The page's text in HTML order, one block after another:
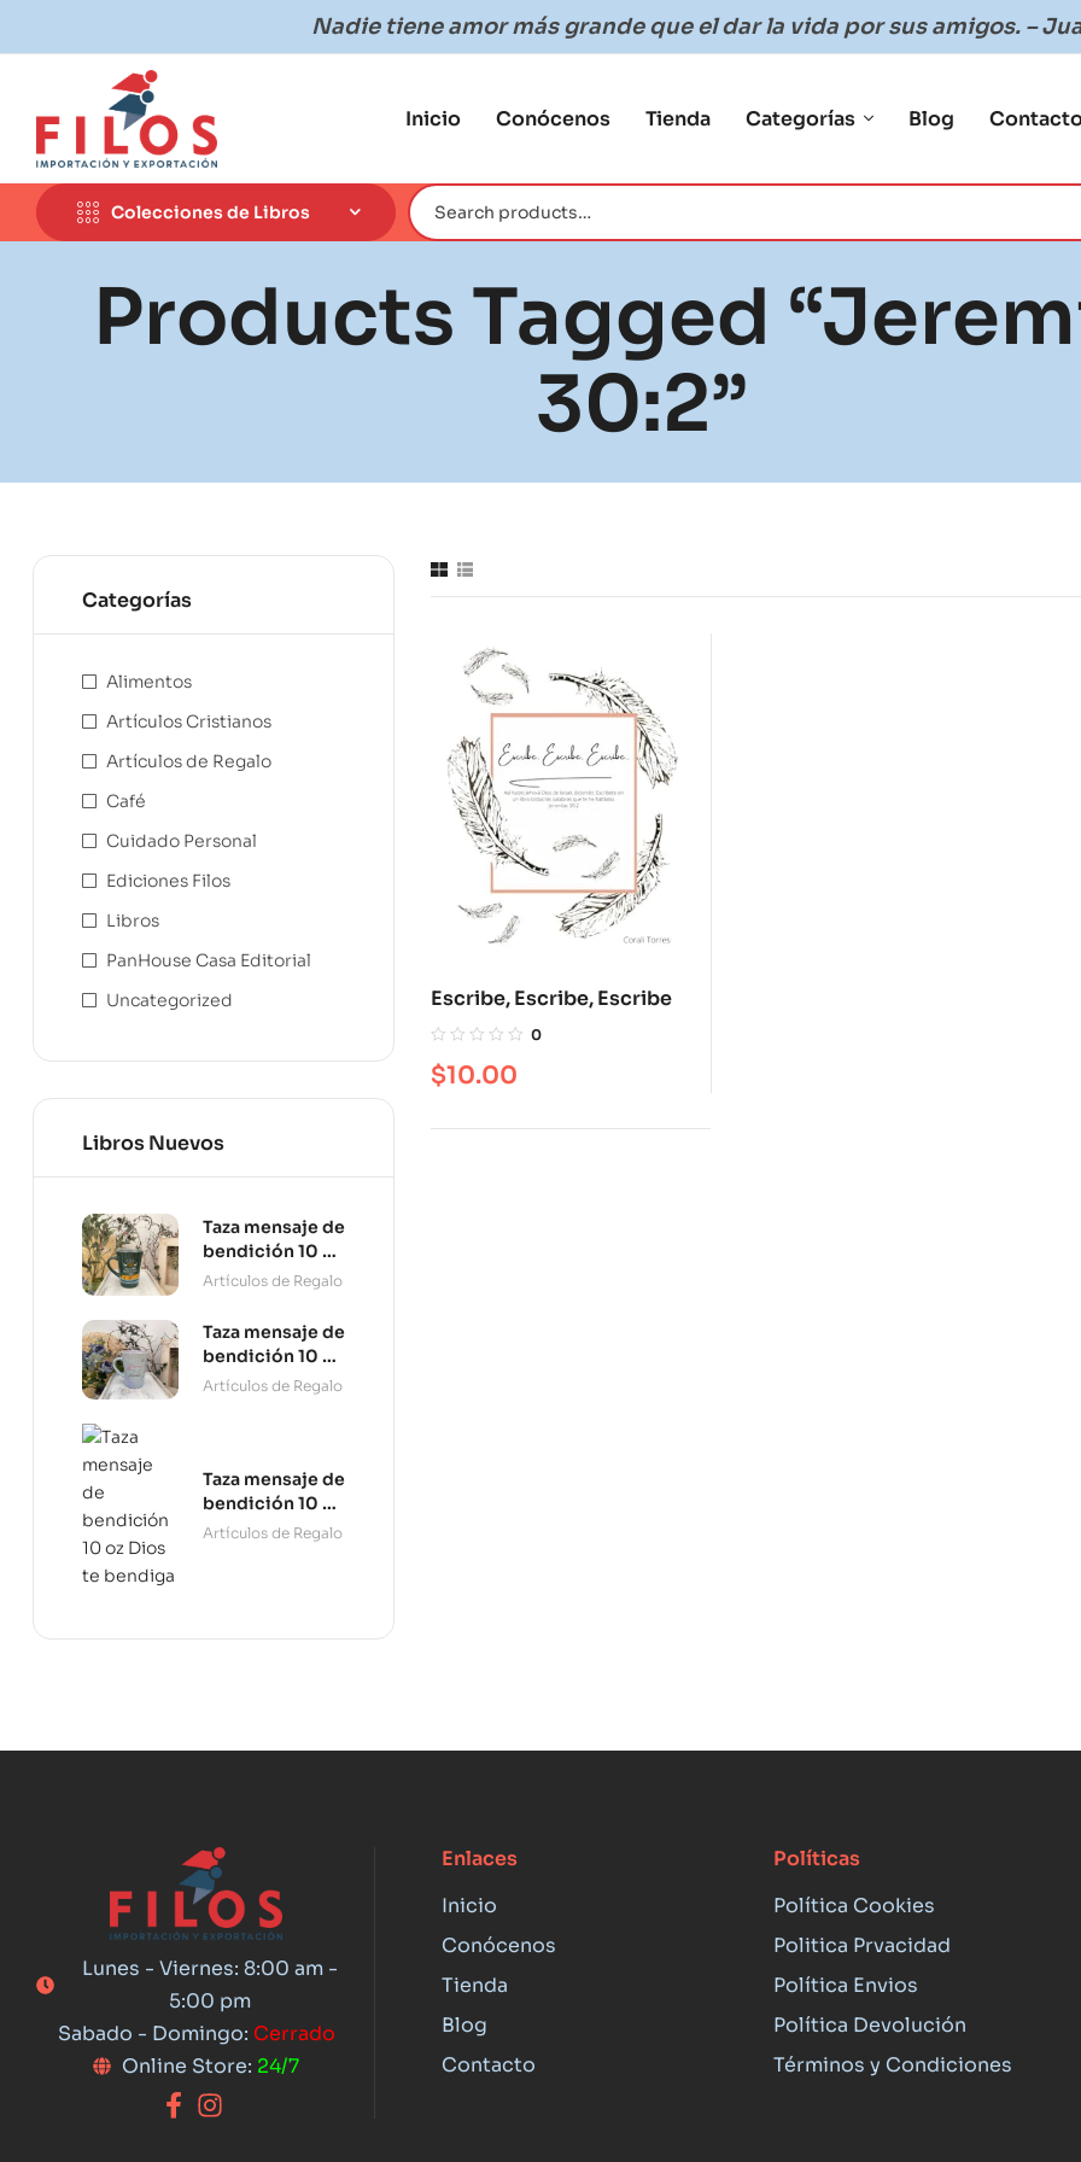
Nadie tiene amor más grande que el dar la vida por sus amigos. –
Inicio Conócenos Tienda Categorías Blog
Colecciones de Libros
Products Tagged
30:2”
Escribe, Escribe, Escribe
0
$10.00
Categorías
Alimentos
Artículos Cristianos
Artículos de Regalo
Café
Cuidado Personal
Ediciones Filos
Libros
PanHouse Casa Editorial
Uncategorized
Libros Nuevos
Taza mensaje de
bendición 10 oz
Persevera
Artículos de Regalo
Taza mensaje de
bendición 10 oz
Tú puedes
Artículos de Regalo
Taza mensaje de
bendición 10 oz
Dios te bendiga
Artículos de Regalo
Lunes - Viernes: 8:00 am -
5:00 pm
Sabado - Domingo: Cerrado
Online Store: 24/7
Enlaces
Inicio
Conócenos
Tienda
Blog
Contacto
Políticas
Política Cookies
Politica Prvacidad
Política Envios
Política Devolución
Términos y Condiciones